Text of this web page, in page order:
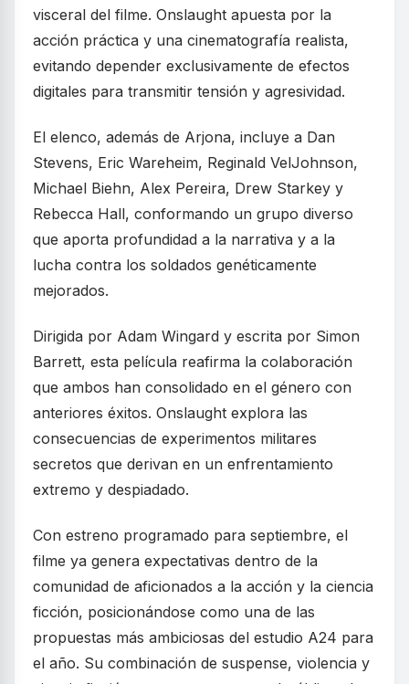
visceral del filme. Onslaught apuesta por la
acción práctica y una cinematografía realista,
evitando depender exclusivamente de efectos
digitales para transmitir tensión y agresividad.
El elenco, además de Arjona, incluye a Dan
Stevens, Eric Wareheim, Reginald VelJohnson,
Michael Biehn, Alex Pereira, Drew Starkey y
Rebecca Hall, conformando un grupo diverso
que aporta profundidad a la narrativa y a la
lucha contra los soldados genéticamente
mejorados.
Dirigida por Adam Wingard y escrita por Simon
Barrett, esta película reafirma la colaboración
que ambos han consolidado en el género con
anteriores éxitos. Onslaught explora las
consecuencias de experimentos militares
secretos que derivan en un enfrentamiento
extremo y despiadado.
Con estreno programado para septiembre, el
filme ya genera expectativas dentro de la
comunidad de aficionados a la acción y la ciencia
ficción, posicionándose como una de las
propuestas más ambiciosas del estudio A24 para
el año. Su combinación de suspense, violencia y